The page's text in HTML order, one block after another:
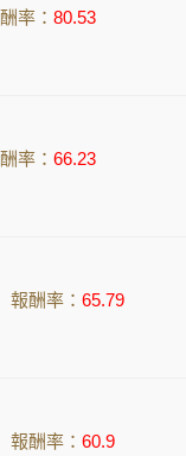
率： 80.53
率： 66.23
報酬率： 65.79
報酬率： 60.9